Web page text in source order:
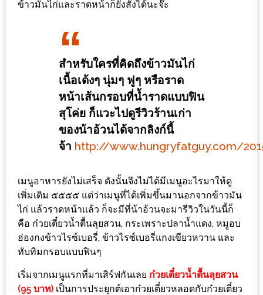
POLICY
OKTOBERFEST
ครั้ง
เทศกาล
เบียร์
ที่
ใน
โลก
กับ
โรง
แรม
ฮอ
ลิ
ข้าวมันไก่และราดหน้าก็ยังสั่งได้นะจ๊ะ
สำหรับใครที่คิดถึงข้าวมันไก่
เนื้อเด้งๆ นุ่มๆ ฟูๆ หรือราด
หน้าเส้นกรอบที่น้ำราดแบบฟิน
สุโค่ย ก็แวะไปดูรีวิวร้านเก่า
ของน้าอ้วนได้จากลิงก์นี้
จ้า http://www.hungryfatguy.com/
เมนูอาหารยังไม่เสร็จ ดังนั้นจึงไม่ได้มีเมนูอะไรมาให้ดู
เพิ่มเติม ๕๕๕๕ แต่ว่าเมนูที่ได้เพิ่มขึ้นมานอกจากข้าวมัน
ไก่ แล้วราดหน้าแล้ว ก็จะมีที่น้าอ้วนจะมารีวิวในวันนี้ก็
คือ ก๋วยเตี๋ยวน้ำตื้นลุยสวน, กระเพราะปลาน้ำแดง, หมูอบ
ฮ่องกงข้าวไรซ์เบอรี่, ข้าวไรซ์เบอรี่แกงเขียวหวาน และ
ทับทิมกรอบแบบฟินๆ
เริ่มจากเมนูแรกที่มาเสิร์ฟกันเลย ก๋วยเตี๋ยวน้ำตื้นลุยสวน
(95 บาท) เป็นการประยุกต์เอาก๋วยเตี๋ยวหลอดกับก๋วยเตี๋ยว